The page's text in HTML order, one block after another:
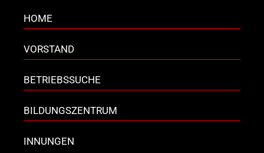
HOME
VORSTAND
BETRIEBSSUCHE
BILDUNGSZENTRUM
INNUNGEN